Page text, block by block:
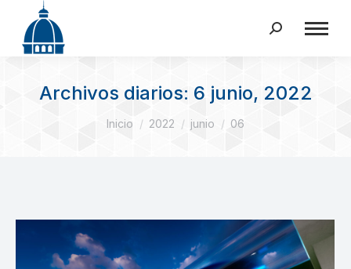
Buscar:
Archivos diarios: 6 junio, 2022
Estás aquí:
Inicio 2022 junio 06